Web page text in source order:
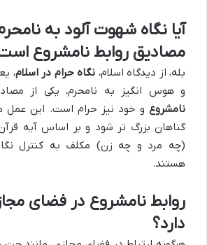
آیا نگاه شهوت آلود به
مصادیق روابط نامشروع
بله، از دیدگاه اسلام، نگاه حرام در اسلام،
و هوس انگیز به نامحرم، یکی از
نامشروع و خود نیز حرام است. این عمل
گناهان بزرگ تر شود و بر اساس آیه
(چه مرد و چه زن) مکلف به کنترل
هستند.
روابط نامشروع در فضای
دارد؟